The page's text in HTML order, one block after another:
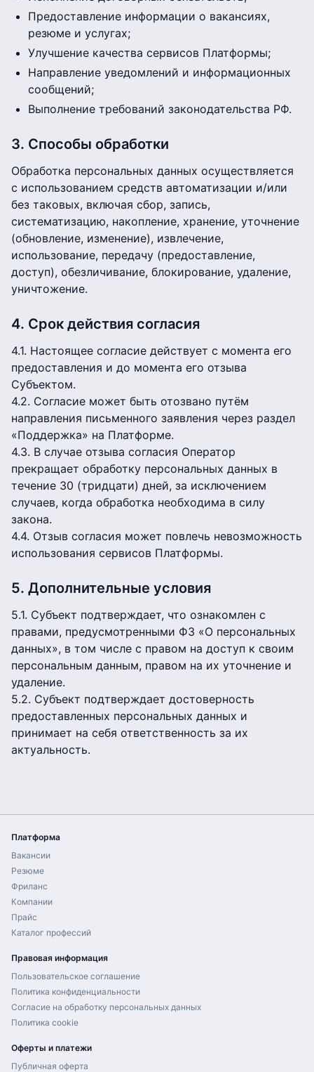
Предоставление информации о вакансиях,
резюме и услугах;
Улучшение качества сервисов Платформы;
Направление уведомлений и информационных
сообщений;
Выполнение требований законодательства РФ.
3. Способы обработки
Обработка персональных данных осуществляется
с использованием средств автоматизации и/или
без таковых, включая сбор, запись,
систематизацию, накопление, хранение, уточнение
(обновление, изменение), извлечение,
использование, передачу (предоставление,
доступ), обезличивание, блокирование, удаление,
уничтожение.
4. Срок действия согласия
4.1. Настоящее согласие действует с момента его
предоставления и до момента его отзыва
Субъектом.
4.2. Согласие может быть отозвано путём
направления письменного заявления через раздел
«Поддержка» на Платформе.
4.3. В случае отзыва согласия Оператор
прекращает обработку персональных данных в
течение 30 (тридцати) дней, за исключением
случаев, когда обработка необходима в силу
закона.
4.4. Отзыв согласия может повлечь невозможность
использования сервисов Платформы.
5. Дополнительные условия
5.1. Субъект подтверждает, что ознакомлен с
правами, предусмотренными ФЗ «О персональных
данных», в том числе с правом на доступ к своим
персональным данным, правом на их уточнение и
удаление.
5.2. Субъект подтверждает достоверность
предоставленных персональных данных и
принимает на себя ответственность за их
актуальность.
Платформа
Вакансии
Резюме
Фриланс
Компании
Прайс
Каталог профессий
Правовая информация
Пользовательское соглашение
Политика конфиденциальности
Согласие на обработку персональных данных
Политика cookie
Оферты и платежи
Публичная оферта